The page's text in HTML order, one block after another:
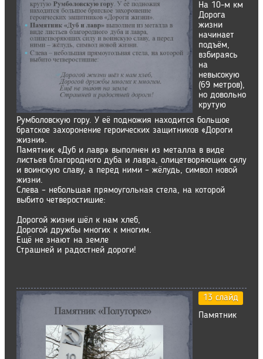
На 10-м км
Дорога
жизни
начинает
подъём,
взбираясь
на
невысокую
(69 метров),
но довольно
крутую
Румболовскую гору. У её подножия находится большое
братское захоронение героических защитников «Дороги
жизни».
Памятник «Дуб и лавр» выполнен из металла в виде
листьев благородного дуба и лавра, олицетворяющих силу
и воинскую славу, а перед ними – жёлудь, символ новой
жизни.
Слева – небольшая прямоугольная стела, на которой
выбито четверостишие:
Дорогой жизни шёл к нам хлеб,
Дорогой дружбы многих к многим.
Ещё не знают на земле
Страшней и радостней дороги!
13 слайд
Памятник